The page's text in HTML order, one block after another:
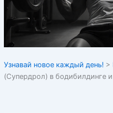
Узнавай новое каждый день! >
(Супердрол) в бодибилдинге